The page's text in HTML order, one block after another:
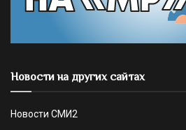
Новости на других сайтах
Новости СМИ2